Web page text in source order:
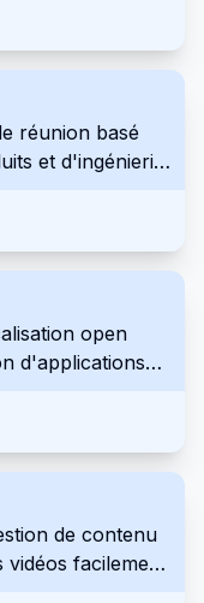
Il
dans divers
offre des
l'utilisation
évolutifs pour les
réunion basé
et d'ingénierie.
le suivi des
des
open
d'applications
en charge
localisation
de contenu
facilement